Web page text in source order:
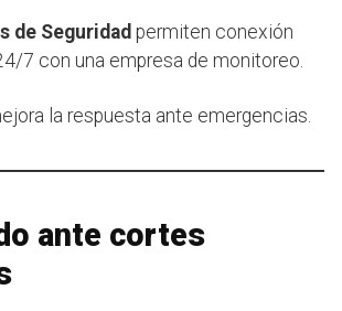
de Seguridad permiten conexión
7 con una empresa de monitoreo.
la respuesta ante emergencias.
ante cortes